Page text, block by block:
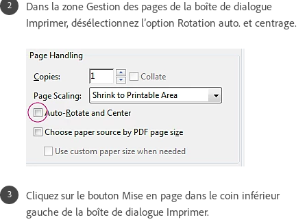
Dans la zone Gestion des pages de la boîte de dialogue
Imprimer, désélectionnez l’option Rotation auto. et centrage.
Cliquez sur le bouton Mise en page dans le coin inférieur
gauche de la boîte de dialogue Imprimer.